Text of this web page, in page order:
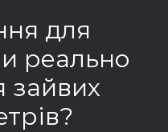
для
реально
зайвих